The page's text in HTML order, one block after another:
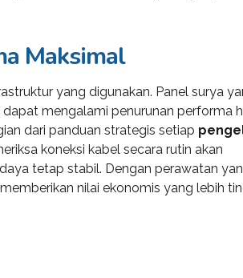
Maksimal
yang digunakan. Panel surya
mengalami penurunan performa
dari panduan strategis setiap
koneksi kabel secara rutin akan
tetap stabil. Dengan perawatan
nilai ekonomis yang lebih
Victoria Porter
CTO at Smarty PTY